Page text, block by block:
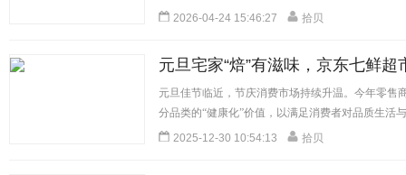
2026-04-24 15:46:27
拾贝
元旦宅家“焙”有滋味，京东七鲜
抢
元旦佳节临近，节庆消费市场持续升温。今年零售
分品类的“健康化”价值，以满足消费者对品质生活
2025-12-30 10:54:13
拾贝